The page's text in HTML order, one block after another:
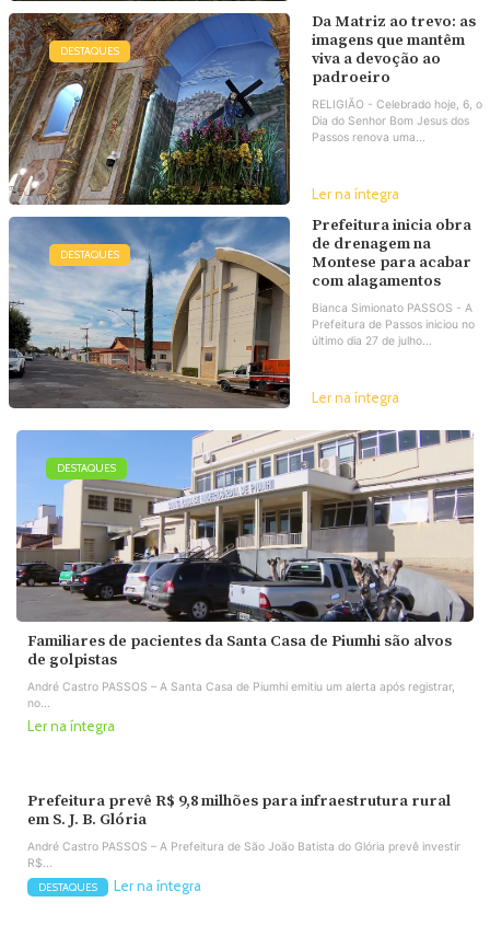
DESTAQUES
Da Matriz ao trevo: as
imagens que mantêm
viva a devoção ao
padroeiro
RELIGIÃO - Celebrado hoje, 6, o
Dia do Senhor Bom Jesus dos
Passos renova uma...
Ler na íntegra
DESTAQUES
Prefeitura inicia obra
de drenagem na
Montese para acabar
com alagamentos
Bianca Simionato PASSOS - A
Prefeitura de Passos iniciou no
último dia 27 de julho...
Ler na íntegra
DESTAQUES
Familiares de pacientes da Santa Casa de Piumhi são alvos
de golpistas
André Castro PASSOS – A Santa Casa de Piumhi emitiu um alerta após registrar,
no...
Ler na íntegra
Prefeitura prevê R$ 9,8 milhões para infraestrutura rural
em S. J. B. Glória
André Castro PASSOS – A Prefeitura de São João Batista do Glória prevê investir
R$...
DESTAQUES Ler na íntegra